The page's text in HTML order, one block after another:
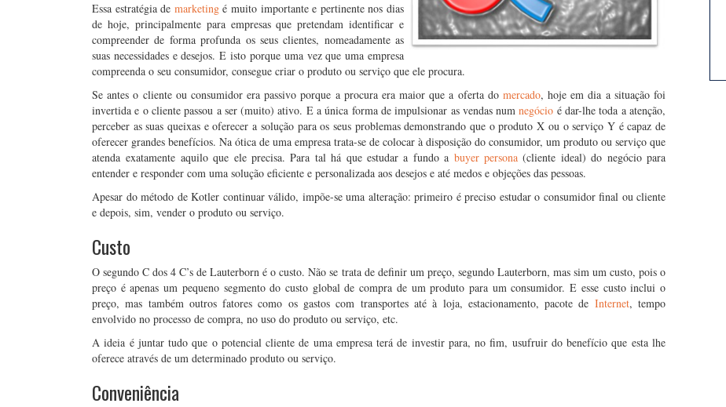
Essa estratégia de marketingé muito importante e pertinente nos dias
de hoje, principalmente para empresas que pretendam identificar e
compreender de forma profunda os seus clientes, nomeadamente as
suas necessidades e desejos. E isto porque uma vez que uma empresa
compreenda o seu consumidor, consegue criar o produto ou serviço que ele procura.
Se antes o cliente ou consumidor era passivo porque a procura era maior que a oferta do mercado, hoje em dia a situação foi
invertida e o cliente passou a ser (muito) ativo. E a única forma de impulsionar as vendas numnegócio é dar-lhe toda a atenção,
perceber as suas queixas e oferecer a solução para os seus problemas demonstrando que o produto X ou o serviço Y é capaz de
oferecer grandes benefícios. Na ótica de uma empresa trata-se de colocar à disposição do consumidor, um produto ou serviço que
atenda exatamente aquilo que ele precisa. Para tal há que estudar a fundo a buyer persona (cliente ideal) do negócio para
entender e responder com uma solução eficiente e personalizada aos desejos e até medos e objeções das pessoas.
Apesar do método de Kotler continuar válido, impõe-se uma alteração: primeiro é preciso estudar o consumidor final ou cliente
e depois, sim, vender o produto ou serviço.
Custo
O segundo C dos 4 C’s de Lauterborn é o custo. Não se trata de definir um preço, segundo Lauterborn, mas sim um custo, pois o
preço é apenas um pequeno segmento do custo global de compra de um produto para um consumidor. E esse custo inclui o
preço, mas também outros fatores como os gastos com transportes até à loja, estacionamento, pacote de Internet, tempo
envolvido no processo de compra, no uso do produto ou serviço, etc.
A ideia é juntar tudo que o potencial cliente de uma empresa terá de investir para, no fim, usufruir do benefício que esta lhe
oferece através de um determinado produto ou serviço.
Conveniência